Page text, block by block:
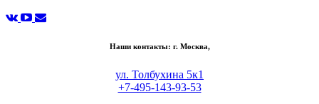
Наши контакты: г. Москва,
ул. Толбухина 5к1
+7-495-143-93-53